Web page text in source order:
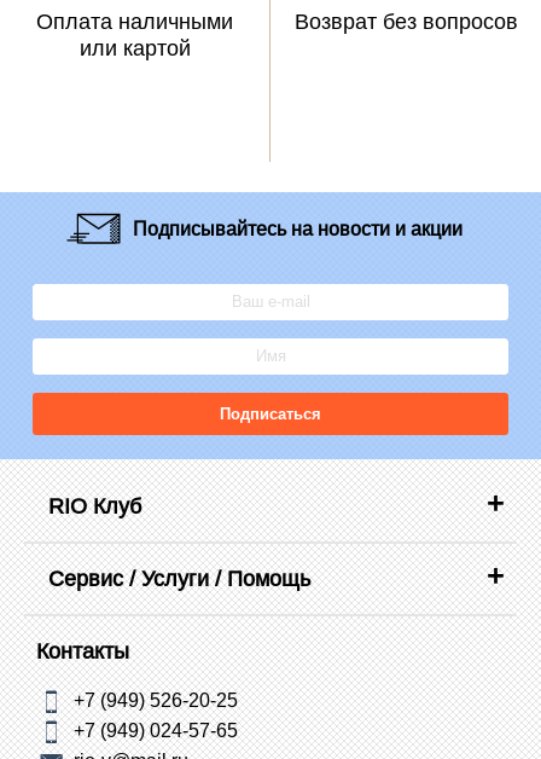
Оплата наличными
или картой
Возврат без вопросов
Подписывайтесьна новости и акции
Подписаться
RIO Клуб
Сервис / Услуги / Помощь
Контакты
+7 (949) 526-20-25
+7 (949) 024-57-65